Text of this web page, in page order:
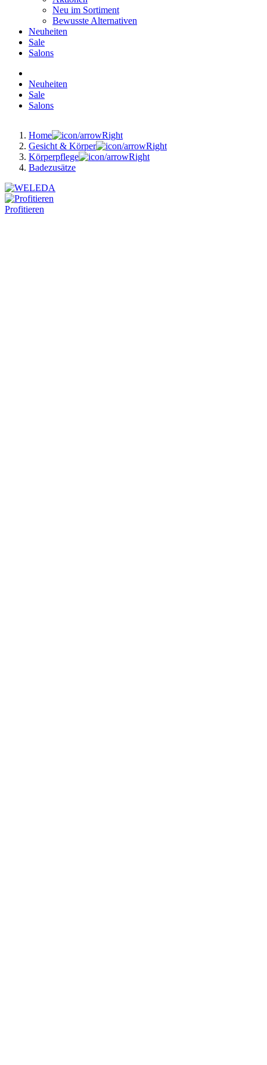
Neu im Sortiment
Bewusste Alternativen
Neuheiten
Sale
Salons
Neuheiten
Sale
Salons
Home
Gesicht & Körper
Körperpflege
Badezusätze
Profitieren